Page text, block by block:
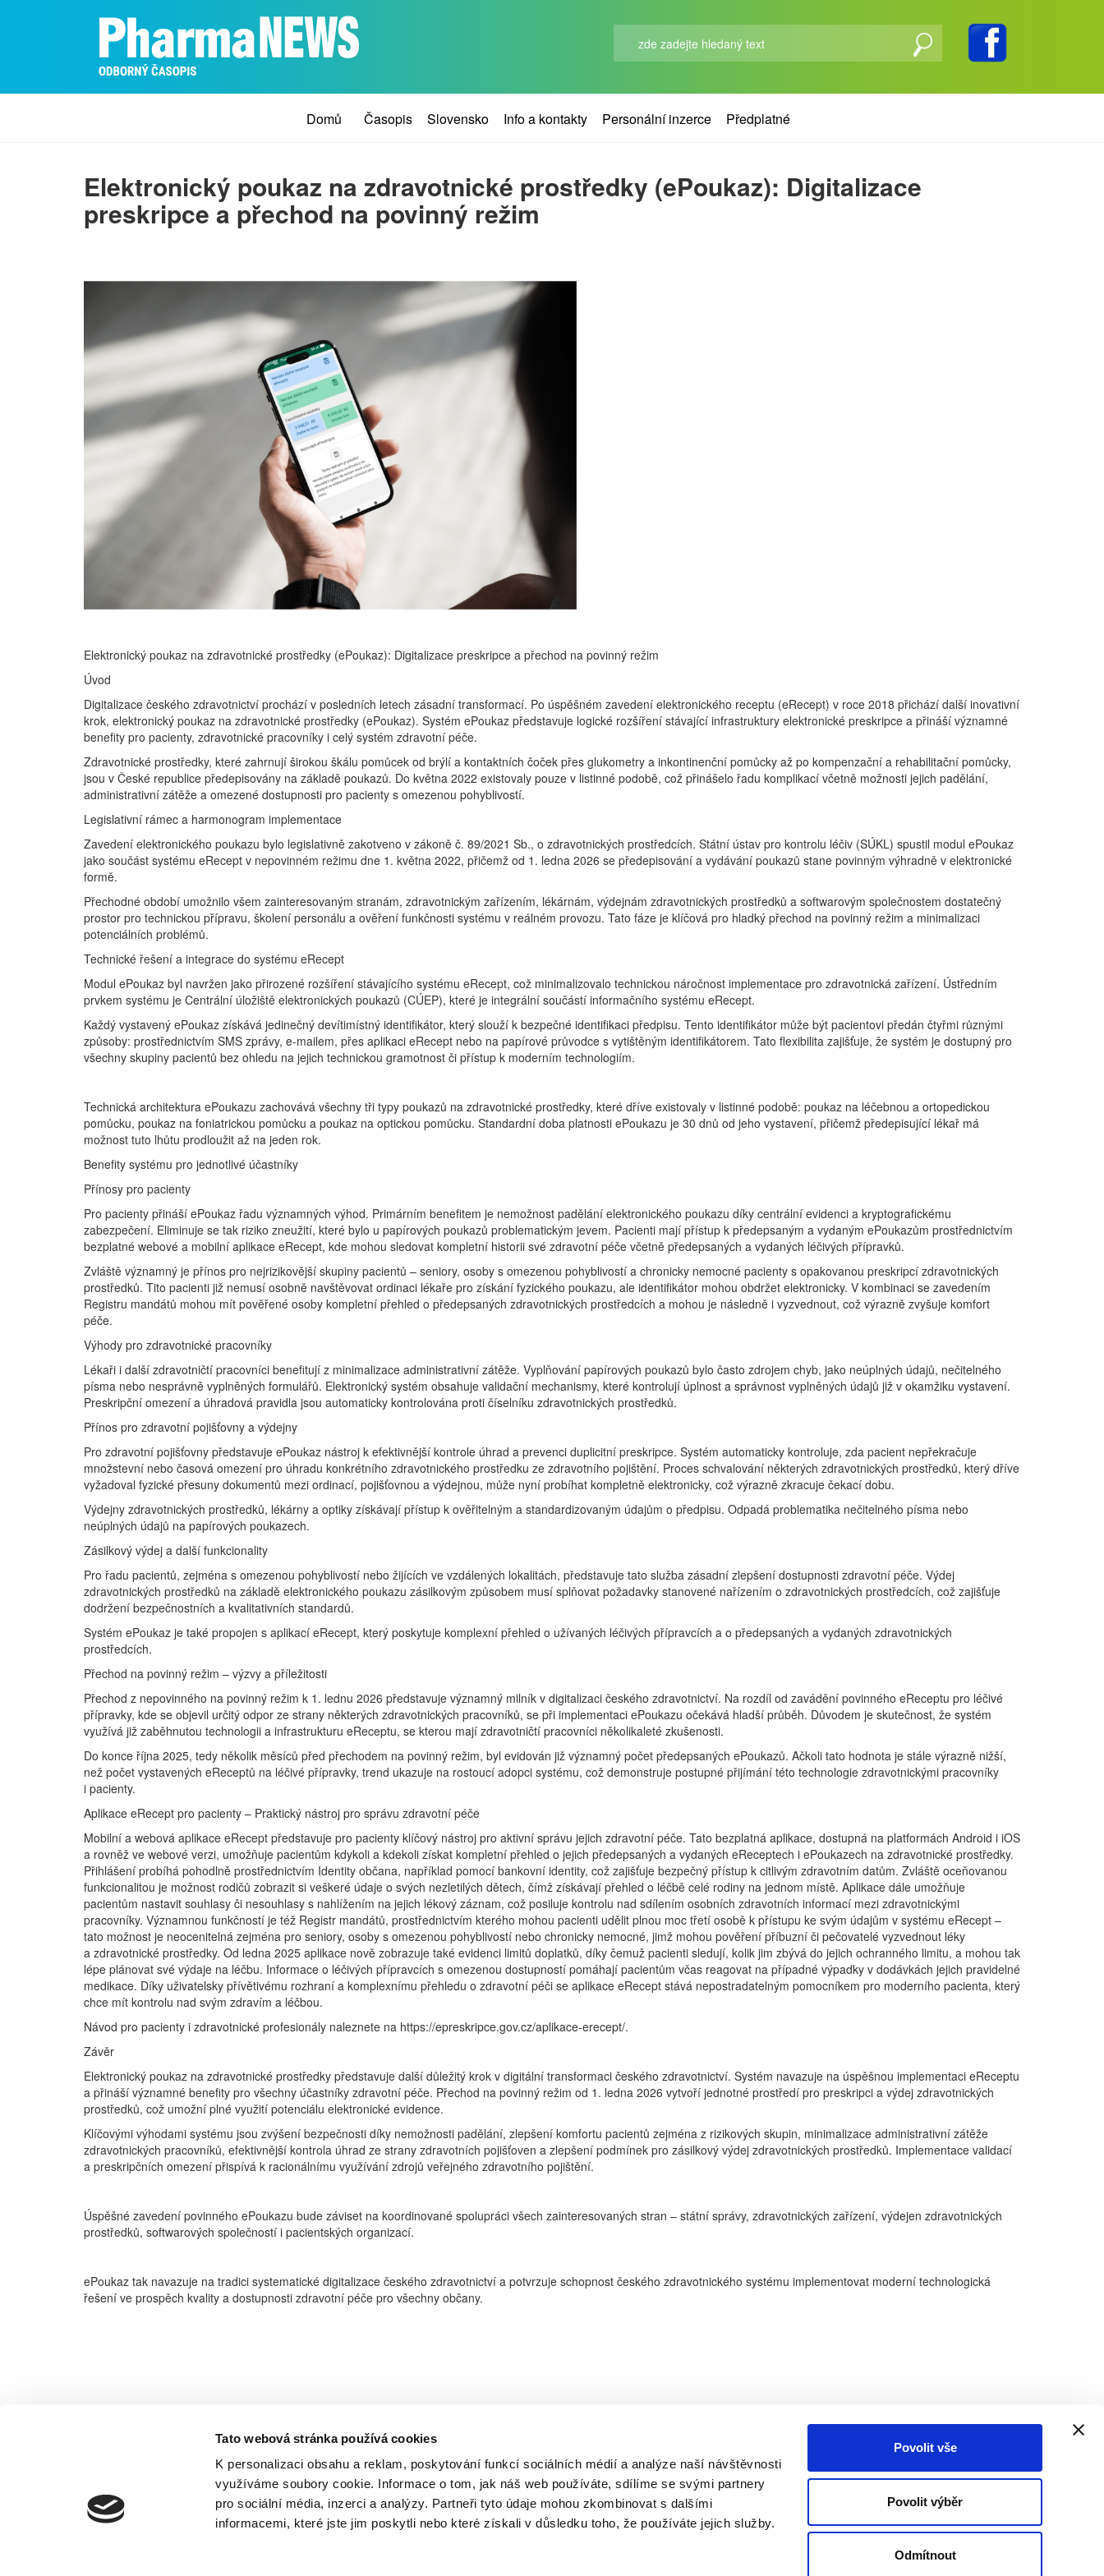
Tato webová stránka používá cookies
K personalizaci obsahu a reklam, poskytování funkcí sociálních médií a analýze naší návštěvnosti
využíváme soubory cookie. Informace o tom, jak náš web používáte, sdílíme se svými partnery
pro sociální média, inzerci a analýzy. Partneři tyto údaje mohou zkombinovat s dalšími
informacemi, které jste jim poskytli nebo které získali v důsledku toho, že používáte jejich služby.
Povolit vše
Povolit výběr
Odmítnout
Domů Časopis Slovensko Info a kontakty Personální inzerce Předplatné
Elektronický poukaz na zdravotnické prostředky (ePoukaz): Digitalizace
preskripce a přechod na povinný režim
Elektronický poukaz na zdravotnické prostředky (ePoukaz): Digitalizace preskripce a přechod na povinný režim
Úvod
Digitalizace českého zdravotnictví prochází v posledních letech zásadní transformací. Po úspěšném zavedení elektronického receptu (eRecept) v roce 2018 přichází další inovativní
krok, elektronický poukaz na zdravotnické prostředky (ePoukaz). Systém ePoukaz představuje logické rozšíření stávající infrastruktury elektronické preskripce a přináší významné
benefity pro pacienty, zdravotnické pracovníky i celý systém zdravotní péče.
Zdravotnické prostředky, které zahrnují širokou škálu pomůcek od brýlí a kontaktních čoček přes glukometry a inkontinenční pomůcky až po kompenzační a rehabilitační pomůcky,
jsou v České republice předepisovány na základě poukazů. Do května 2022 existovaly pouze v listinné podobě, což přinášelo řadu komplikací včetně možnosti jejich padělání,
administrativní zátěže a omezené dostupnosti pro pacienty s omezenou pohyblivostí.
Legislativní rámec a harmonogram implementace
Zavedení elektronického poukazu bylo legislativně zakotveno v zákoně č. 89/2021 Sb., o zdravotnických prostředcích. Státní ústav pro kontrolu léčiv (SÚKL) spustil modul ePoukaz
jako součást systému eRecept v nepovinném režimu dne 1. května 2022, přičemž od 1. ledna 2026 se předepisování a vydávání poukazů stane povinným výhradně v elektronické
formě.
Přechodné období umožnilo všem zainteresovaným stranám, zdravotnickým zařízením, lékárnám, výdejnám zdravotnických prostředků a softwarovým společnostem dostatečný
prostor pro technickou přípravu, školení personálu a ověření funkčnosti systému v reálném provozu. Tato fáze je klíčová pro hladký přechod na povinný režim a minimalizaci
potenciálních problémů.
Technické řešení a integrace do systému eRecept
Modul ePoukaz byl navržen jako přirozené rozšíření stávajícího systému eRecept, což minimalizovalo technickou náročnost implementace pro zdravotnická zařízení. Ústředním
prvkem systému je Centrální úložiště elektronických poukazů (CÚEP), které je integrální součástí informačního systému eRecept.
Každý vystavený ePoukaz získává jedinečný devítimístný identifikátor, který slouží k bezpečné identifikaci předpisu. Tento identifikátor může být pacientovi předán čtyřmi různými
způsoby: prostřednictvím SMS zprávy, e-mailem, přes aplikaci eRecept nebo na papírové průvodce s vytištěným identifikátorem. Tato flexibilita zajišťuje, že systém je dostupný pro
všechny skupiny pacientů bez ohledu na jejich technickou gramotnost či přístup k moderním technologiím.
Technická architektura ePoukazu zachovává všechny tři typy poukazů na zdravotnické prostředky, které dříve existovaly v listinné podobě: poukaz na léčebnou a ortopedickou
pomůcku, poukaz na foniatrickou pomůcku a poukaz na optickou pomůcku. Standardní doba platnosti ePoukazu je 30 dnů od jeho vystavení, přičemž předepisující lékař má
možnost tuto lhůtu prodloužit až na jeden rok.
Benefity systému pro jednotlivé účastníky
Přínosy pro pacienty
Pro pacienty přináší ePoukaz řadu významných výhod. Primárním benefitem je nemožnost padělání elektronického poukazu díky centrální evidenci a kryptografickému
zabezpečení. Eliminuje se tak riziko zneužití, které bylo u papírových poukazů problematickým jevem. Pacienti mají přístup k předepsaným a vydaným ePoukazům prostřednictvím
bezplatné webové a mobilní aplikace eRecept, kde mohou sledovat kompletní historii své zdravotní péče včetně předepsaných a vydaných léčivých přípravků.
Zvláště významný je přínos pro nejrizikovější skupiny pacientů – seniory, osoby s omezenou pohyblivostí a chronicky nemocné pacienty s opakovanou preskripcí zdravotnických
prostředků. Tito pacienti již nemusí osobně navštěvovat ordinaci lékaře pro získání fyzického poukazu, ale identifikátor mohou obdržet elektronicky. V kombinaci se zavedením
Registru mandátů mohou mít pověřené osoby kompletní přehled o předepsaných zdravotnických prostředcích a mohou je následně i vyzvednout, což výrazně zvyšuje komfort
péče.
Výhody pro zdravotnické pracovníky
Lékaři i další zdravotničtí pracovníci benefitují z minimalizace administrativní zátěže. Vyplňování papírových poukazů bylo často zdrojem chyb, jako neúplných údajů, nečitelného
písma nebo nesprávně vyplněných formulářů. Elektronický systém obsahuje validační mechanismy, které kontrolují úplnost a správnost vyplněných údajů již v okamžiku vystavení.
Preskripční omezení a úhradová pravidla jsou automaticky kontrolována proti číselníku zdravotnických prostředků.
Přínos pro zdravotní pojišťovny a výdejny
Pro zdravotní pojišťovny představuje ePoukaz nástroj k efektivnější kontrole úhrad a prevenci duplicitní preskripce. Systém automaticky kontroluje, zda pacient nepřekračuje
množstevní nebo časová omezení pro úhradu konkrétního zdravotnického prostředku ze zdravotního pojištění. Proces schvalování některých zdravotnických prostředků, který dříve
vyžadoval fyzické přesuny dokumentů mezi ordinací, pojišťovnou a výdejnou, může nyní probíhat kompletně elektronicky, což výrazně zkracuje čekací dobu.
Výdejny zdravotnických prostředků, lékárny a optiky získávají přístup k ověřitelným a standardizovaným údajům o předpisu. Odpadá problematika nečitelného písma nebo
neúplných údajů na papírových poukazech.
Zásilkový výdej a další funkcionality
Pro řadu pacientů, zejména s omezenou pohyblivostí nebo žijících ve vzdálených lokalitách, představuje tato služba zásadní zlepšení dostupnosti zdravotní péče. Výdej
zdravotnických prostředků na základě elektronického poukazu zásilkovým způsobem musí splňovat požadavky stanovené nařízením o zdravotnických prostředcích, což zajišťuje
dodržení bezpečnostních a kvalitativních standardů.
Systém ePoukaz je také propojen s aplikací eRecept, který poskytuje komplexní přehled o užívaných léčivých přípravcích a o předepsaných a vydaných zdravotnických
prostředcích.
Přechod na povinný režim – výzvy a příležitosti
Přechod z nepovinného na povinný režim k 1. lednu 2026 představuje významný milník v digitalizaci českého zdravotnictví. Na rozdíl od zavádění povinného eReceptu pro léčivé
přípravky, kde se objevil určitý odpor ze strany některých zdravotnických pracovníků, se při implementaci ePoukazu očekává hladší průběh. Důvodem je skutečnost, že systém
využívá již zaběhnutou technologii a infrastrukturu eReceptu, se kterou mají zdravotničtí pracovníci několikaleté zkušenosti.
Do konce října 2025, tedy několik měsíců před přechodem na povinný režim, byl evidován již významný počet předepsaných ePoukazů. Ačkoli tato hodnota je stále výrazně nižší,
než počet vystavených eReceptů na léčivé přípravky, trend ukazuje na rostoucí adopci systému, což demonstruje postupné přijímání této technologie zdravotnickými pracovníky
i pacienty.
Aplikace eRecept pro pacienty – Praktický nástroj pro správu zdravotní péče
Mobilní a webová aplikace eRecept představuje pro pacienty klíčový nástroj pro aktivní správu jejich zdravotní péče. Tato bezplatná aplikace, dostupná na platformách Android i iOS
a rovněž ve webové verzi, umožňuje pacientům kdykoli a kdekoli získat kompletní přehled o jejich předepsaných a vydaných eReceptech i ePoukazech na zdravotnické prostředky.
Přihlášení probíhá pohodlně prostřednictvím Identity občana, například pomocí bankovní identity, což zajišťuje bezpečný přístup k citlivým zdravotním datům. Zvláště oceňovanou
funkcionalitou je možnost rodičů zobrazit si veškeré údaje o svých nezletilých dětech, čímž získávají přehled o léčbě celé rodiny na jednom místě. Aplikace dále umožňuje
pacientům nastavit souhlasy či nesouhlasy s nahlížením na jejich lékový záznam, což posiluje kontrolu nad sdílením osobních zdravotních informací mezi zdravotnickými
pracovníky. Významnou funkčností je též Registr mandátů, prostřednictvím kterého mohou pacienti udělit plnou moc třetí osobě k přístupu ke svým údajům v systému eRecept –
tato možnost je neocenitelná zejména pro seniory, osoby s omezenou pohyblivostí nebo chronicky nemocné, jimž mohou pověření příbuzní či pečovatelé vyzvednout léky
a zdravotnické prostředky. Od ledna 2025 aplikace nově zobrazuje také evidenci limitů doplatků, díky čemuž pacienti sledují, kolik jim zbývá do jejich ochranného limitu, a mohou tak
lépe plánovat své výdaje na léčbu. Informace o léčivých přípravcích s omezenou dostupností pomáhají pacientům včas reagovat na případné výpadky v dodávkách jejich pravidelné
medikace. Díky uživatelsky přívětivému rozhraní a komplexnímu přehledu o zdravotní péči se aplikace eRecept stává nepostradatelným pomocníkem pro moderního pacienta, který
chce mít kontrolu nad svým zdravím a léčbou.
Návod pro pacienty i zdravotnické profesionály naleznete na https://epreskripce.gov.cz/aplikace-erecept/.
Závěr
Elektronický poukaz na zdravotnické prostředky představuje další důležitý krok v digitální transformaci českého zdravotnictví. Systém navazuje na úspěšnou implementaci eReceptu
a přináší významné benefity pro všechny účastníky zdravotní péče. Přechod na povinný režim od 1. ledna 2026 vytvoří jednotné prostředí pro preskripci a výdej zdravotnických
prostředků, což umožní plné využití potenciálu elektronické evidence.
Klíčovými výhodami systému jsou zvýšení bezpečnosti díky nemožnosti padělání, zlepšení komfortu pacientů zejména z rizikových skupin, minimalizace administrativní zátěže
zdravotnických pracovníků, efektivnější kontrola úhrad ze strany zdravotních pojišťoven a zlepšení podmínek pro zásilkový výdej zdravotnických prostředků. Implementace validací
a preskripčních omezení přispívá k racionálnímu využívání zdrojů veřejného zdravotního pojištění.
Úspěšné zavedení povinného ePoukazu bude záviset na koordinované spolupráci všech zainteresovaných stran – státní správy, zdravotnických zařízení, výdejen zdravotnických
prostředků, softwarových společností i pacientských organizací.
ePoukaz tak navazuje na tradici systematické digitalizace českého zdravotnictví a potvrzuje schopnost českého zdravotnického systému implementovat moderní technologická
řešení ve prospěch kvality a dostupnosti zdravotní péče pro všechny občany.